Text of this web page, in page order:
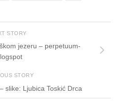
STORY
jezeru – perpetuum-
STORY
slike: Ljubica Toskić Drca